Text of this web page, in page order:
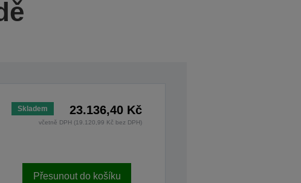
Skladem 23.136,40 Kč
včetně DPH (19.120,99 Kč bez DPH)
Přesunout do košíku